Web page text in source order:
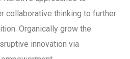
collaborative thinking to further
Organically grow the
innovation via